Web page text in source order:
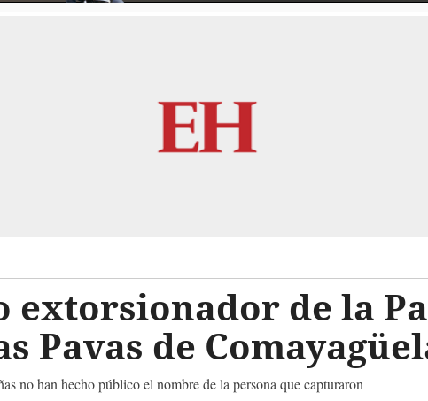
extorsionador de la
Pavas de
no han hecho público el nombre de la persona que capturaron